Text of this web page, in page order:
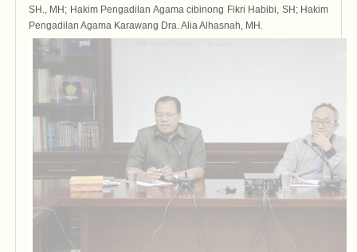
SH., MH; Hakim Pengadilan Agama cibinong Fikri Habibi, SH; Hakim
Pengadilan Agama Karawang Dra. Alia Alhasnah, MH.